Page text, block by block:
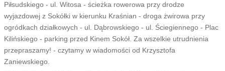
Piłsudskiego - ul. Witosa - ścieżka rowerowa przy drodze
wyjazdowej z Sokółki w kierunku Kraśnian - droga żwirowa przy
ogródkach działkowych - ul. Dąbrowskiego - ul. Ściegiennego - Plac
Kilińskiego - parking przed Kinem Sokół. Za wszelkie utrudnienia
przepraszamy! - czytamy w wiadomości od Krzysztofa
Zaniewskiego.